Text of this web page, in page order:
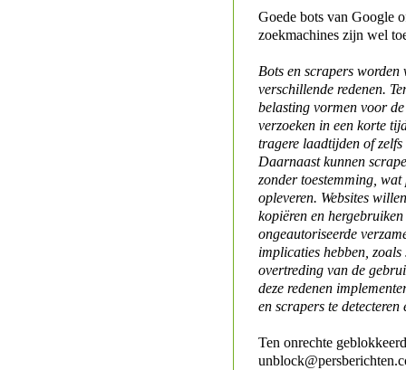
Goede bots van Google
zoekmachines zijn wel
Bots en scrapers worden
verschillende redenen.
belasting vormen voor
verzoeken in een korte
tragere laadtijden of
Daarnaast kunnen
zonder toestemming,
opleveren. Websites
kopiëren en
ongeautoriseerde
implicaties hebben,
overtreding van de
deze redenen
en scrapers te detecteren
Ten onrechte